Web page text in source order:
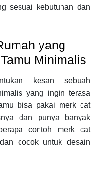
sesuai kebutuhan dan
yang
Minimalis
kesan sebuah
yang ingin terasa
bisa pakai merk cat
dan punya banyak
contoh merk cat
cocok untuk desain